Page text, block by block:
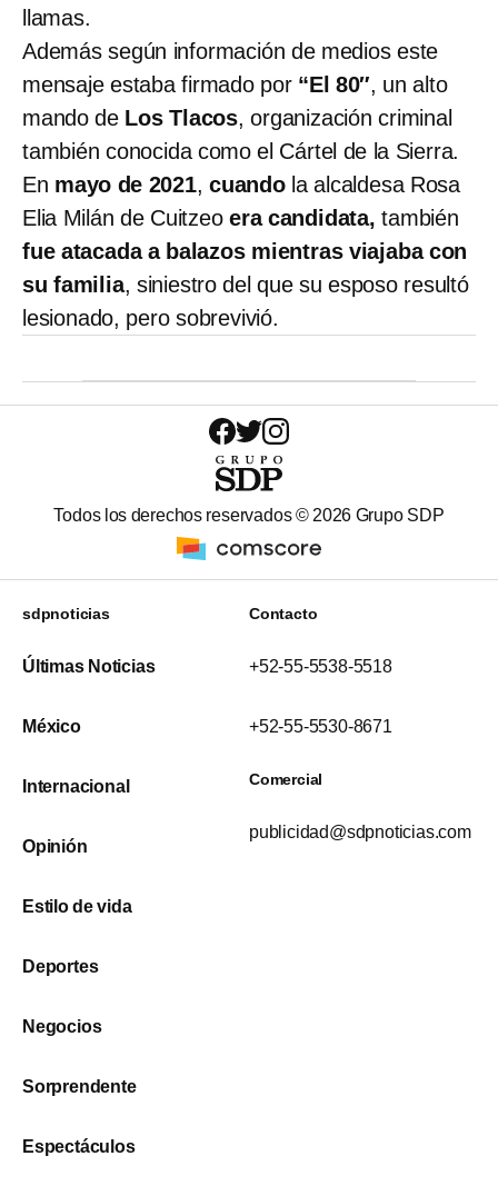
llamas.
Además según información de medios este
mensaje estaba firmado por “El 80″, un alto
mando de Los Tlacos, organización criminal
también conocida como el Cártel de la Sierra.
En mayo de 2021,cuando la alcaldesa Rosa
Elia Milán de Cuitzeoera candidata, también
fue atacada a balazos mientras viajaba con
su familia, siniestro del que su esposo resultó
lesionado, pero sobrevivió.
Todos los derechos reservados © 2026 Grupo SDP
sdpnoticias
Últimas Noticias
México
Internacional
Opinión
Estilo de vida
Deportes
Negocios
Sorprendente
Espectáculos
Contacto
+52-55-5538-5518
+52-55-5530-8671
Comercial
publicidad@sdpnoticias.com